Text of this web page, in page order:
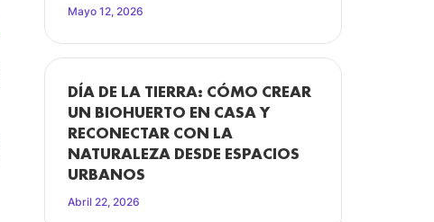
Mayo 12, 2026
DÍA DE LA TIERRA: CÓMO CREAR
UN BIOHUERTO EN CASA Y
RECONECTAR CON LA
NATURALEZA DESDE ESPACIOS
URBANOS
Abril 22, 2026